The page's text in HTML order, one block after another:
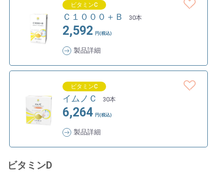
ビタミンC
Ｃ１０００＋Ｂ 30本
2,592 円(税込)
製品詳細
ビタミンC
イムノＣ 30本
6,264 円(税込)
製品詳細
ビタミンD